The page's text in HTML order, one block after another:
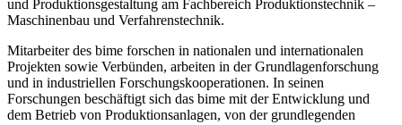
und Produktionsgestaltung am Fachbereich Produktionstechnik –
Maschinenbau und Verfahrenstechnik.
Mitarbeiter des bime forschen in nationalen und internationalen
Projekten sowie Verbünden, arbeiten in der Grundlagenforschung
und in industriellen Forschungskooperationen. In seinen
Forschungen beschäftigt sich das bime mit der Entwicklung und
dem Betrieb von Produktionsanlagen, von der grundlegenden